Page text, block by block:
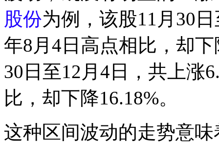
股份为例，该股11月30
年8月4日高点相比，却
30日至12月4日，共上涨
比，却下降16.18%。
这种区间波动的走势意